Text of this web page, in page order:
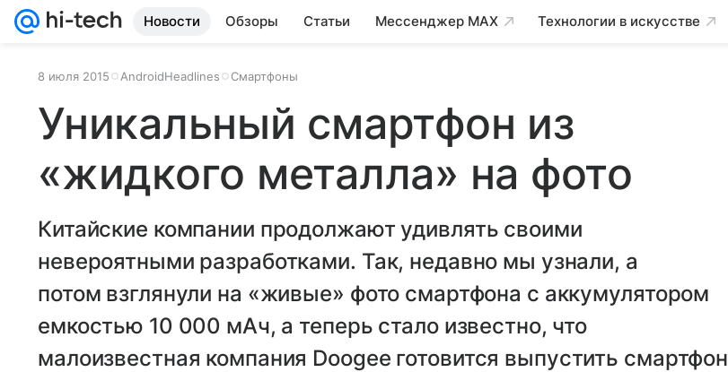
Новости Обзоры Статьи Мессенджер MAX Технологии в искусстве
8 июля 2015 AndroidHeadlines Смартфоны
Уникальный смартфон из
«жидкого металла» на фото
Китайские компании продолжают удивлять своими
невероятными разработками. Так, недавно мы узнали, а
потом взглянули на «живые» фото смартфона с аккумулятором
емкостью 10 000 мАч, а теперь стало известно, что
малоизвестная компания Doogee готовится выпустить смартфон